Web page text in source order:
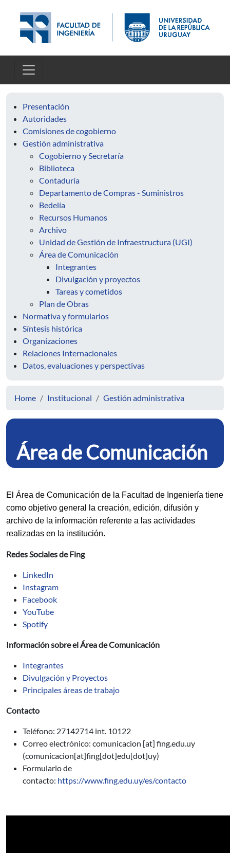
Presentación
Autoridades
Comisiones de cogobierno
Gestión administrativa
Cogobierno y Secretaría
Biblioteca
Contaduría
Departamento de Compras - Suministros
Bedelía
Recursos Humanos
Archivo
Unidad de Gestión de Infraestructura (UGI)
Área de Comunicación
Integrantes
Divulgación y proyectos
Tareas y cometidos
Plan de Obras
Normativa y formularios
Síntesis histórica
Organizaciones
Relaciones Internacionales
Datos, evaluaciones y perspectivas
Home Institucional Gestión administrativa
Área de Comunicación
El Área de Comunicación de la Facultad de Ingeniería tiene
como objetivo general la creación, edición, difusión y
archivo de la información referente a las actividades
realizadas en la institución.
Redes Sociales de Fing
LinkedIn
Instagram
Facebook
YouTube
Spotify
Información sobre el Área de Comunicación
Integrantes
Divulgación y Proyectos
Principales áreas de trabajo
Contacto
Teléfono: 27142714 int. 10122
Correo electrónico: comunicacion [at] fing.edu.uy
(comunicacion[at]fing[dot]edu[dot]uy)
Formulario de
contacto: https://www.fing.edu.uy/es/contacto